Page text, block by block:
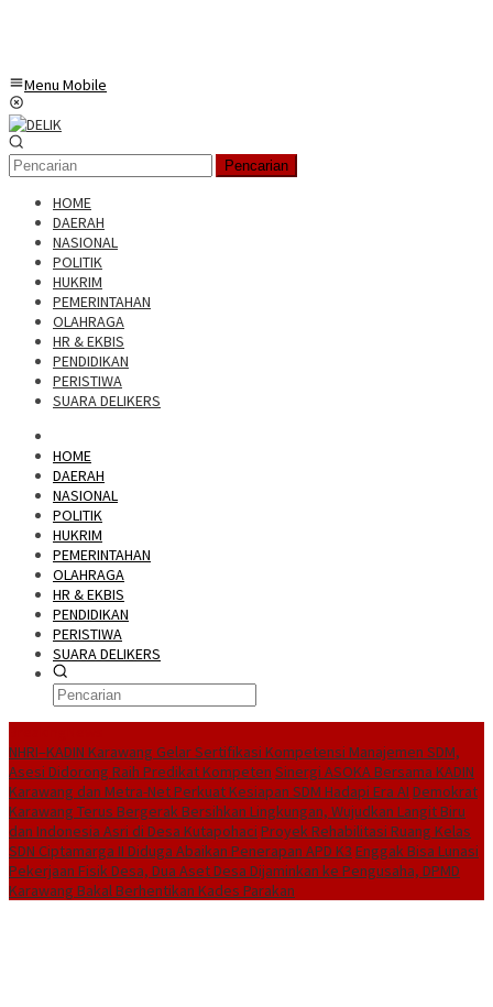
Menu Mobile
Pencarian
HOME
DAERAH
NASIONAL
POLITIK
HUKRIM
PEMERINTAHAN
OLAHRAGA
HR & EKBIS
PENDIDIKAN
PERISTIWA
SUARA DELIKERS
HOME
DAERAH
NASIONAL
POLITIK
HUKRIM
PEMERINTAHAN
OLAHRAGA
HR & EKBIS
PENDIDIKAN
PERISTIWA
SUARA DELIKERS
NHRI–KADIN Karawang Gelar Sertifikasi Kompetensi Manajemen SDM,
Asesi Didorong Raih Predikat Kompeten Sinergi ASOKA Bersama KADIN
Karawang dan Metra-Net Perkuat Kesiapan SDM Hadapi Era AI Demokrat
Karawang Terus Bergerak Bersihkan Lingkungan, Wujudkan Langit Biru
dan Indonesia Asri di Desa Kutapohaci Proyek Rehabilitasi Ruang Kelas
SDN Ciptamarga II Diduga Abaikan Penerapan APD K3 Enggak Bisa Lunasi
Pekerjaan Fisik Desa, Dua Aset Desa Dijaminkan ke Pengusaha, DPMD
Karawang Bakal Berhentikan Kades Parakan